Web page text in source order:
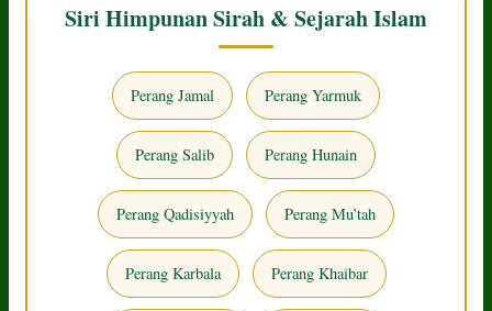
Siri Himpunan Sirah & Sejarah Islam
Perang Jamal Perang Yarmuk
Perang Salib Perang Hunain
Perang Qadisiyyah Perang Mu’tah
Perang Karbala Perang Khaibar